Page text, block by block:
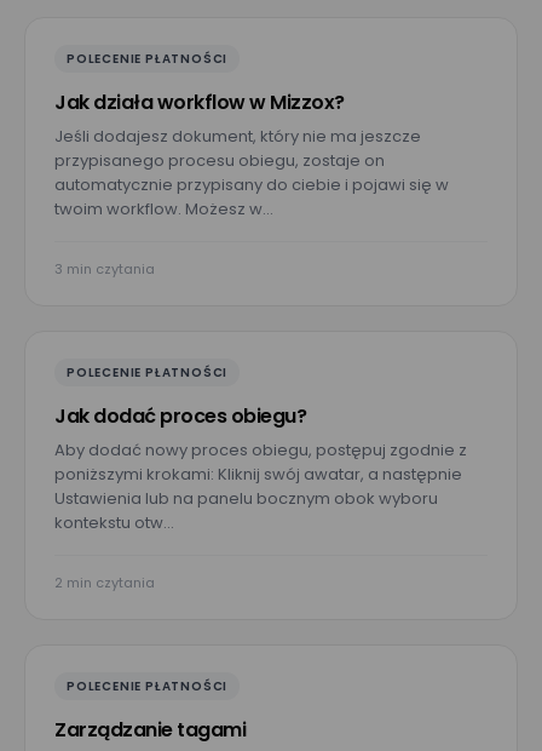
POLECENIE PŁATNOŚCI
Jak działa workflow w Mizzox?
Jeśli dodajesz dokument, który nie ma jeszcze
przypisanego procesu obiegu, zostaje on
automatycznie przypisany do ciebie i pojawi się w
twoim workflow. Możesz w…
3 min czytania
POLECENIE PŁATNOŚCI
Jak dodać proces obiegu?
Aby dodać nowy proces obiegu, postępuj zgodnie z
poniższymi krokami: Kliknij swój awatar, a następnie
Ustawienia lub na panelu bocznym obok wyboru
kontekstu otw…
2 min czytania
POLECENIE PŁATNOŚCI
Zarządzanie tagami
Nazwisko*
Nazwa firmy*
Wielkość zespołu*
Wyrażam zgodę na przetwarzanie moich danych osobowych
przeprowadzenia prezentacji projektu. Zgoda jest dobrowolna
administratorem danych osobowych.